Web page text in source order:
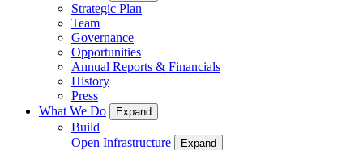
Strategic Plan
Team
Governance
Opportunities
Annual Reports & Financials
History
Press
What We Do
Expand
Build
Open Infrastructure
Expand